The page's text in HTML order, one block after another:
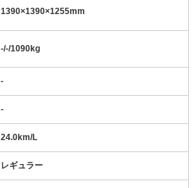
1390×1390×1255mm
-/-/1090kg
-
-
24.0km/L
レギュラー